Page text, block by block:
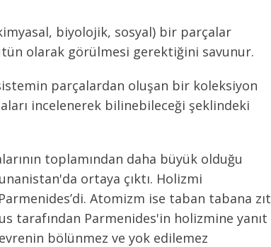
biyolojik, sosyal) bir parçalar
olarak görülmesi gerektiğini savunur.
parçalardan oluşan bir koleksiyon
incelenerek bilinebileceği şeklindeki
toplamından daha büyük olduğu
ortaya çıktı. Holizmi
Atomizm ise taban tabana zıt
tarafından Parmenides'in holizmine yanıt
bölünmez ve yok edilemez